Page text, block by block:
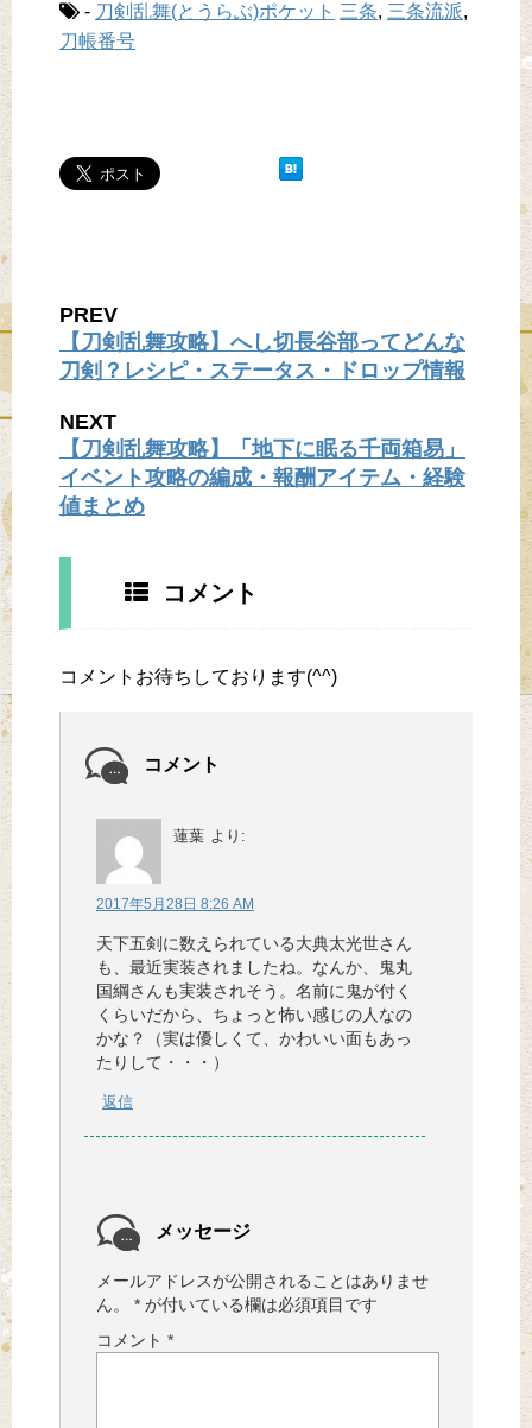
- 刀剣乱舞(とうらぶ)ポケット 三条, 三条流派,
刀帳番号
PREV
【刀剣乱舞攻略】へし切長谷部ってどんな
刀剣？レシピ・ステータス・ドロップ情報
NEXT
【刀剣乱舞攻略】「地下に眠る千両箱易」
イベント攻略の編成・報酬アイテム・経験
値まとめ
コメント
コメントお待ちしております(^^)
コメント
蓮葉 より:
2017年5月28日 8:26 AM
天下五剣に数えられている大典太光世さん
も、最近実装されましたね。なんか、鬼丸
国綱さんも実装されそう。名前に鬼が付く
くらいだから、ちょっと怖い感じの人なの
かな？（実は優しくて、かわいい面もあっ
たりして・・・）
返信
メッセージ
メールアドレスが公開されることはありませ
ん。
* が付いている欄は必須項目です
コメント *